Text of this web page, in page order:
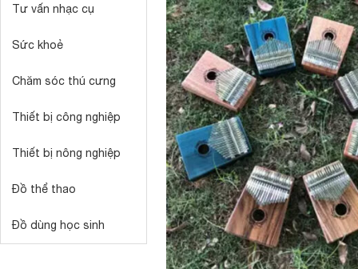
Tư vấn nhạc cụ
Sức khoẻ
Chăm sóc thú cưng
Thiết bị công nghiệp
Thiết bị nông nghiệp
Đồ thể thao
Đồ dùng học sinh